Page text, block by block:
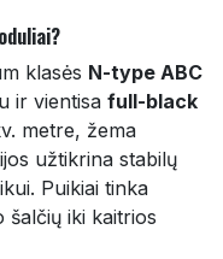
klasės N-type ABC
ir vientisa full-black
metre, žema
užtikrina stabilų
Puikiai tinka
šalčių iki kaitrios